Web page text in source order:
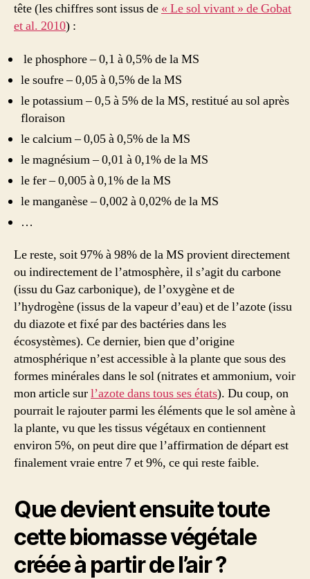
tête (les chiffres sont issus de « Le sol vivant » de Gobat
et al. 2010) :
le phosphore – 0,1 à 0,5% de la MS
le soufre – 0,05 à 0,5% de la MS
le potassium – 0,5 à 5% de la MS, restitué au sol après
floraison
le calcium – 0,05 à 0,5% de la MS
le magnésium – 0,01 à 0,1% de la MS
le fer – 0,005 à 0,1% de la MS
le manganèse – 0,002 à 0,02% de la MS
…
Le reste, soit 97% à 98% de la MS provient directement
ou indirectement de l’atmosphère, il s’agit du carbone
(issu du Gaz carbonique), de l’oxygène et de
l’hydrogène (issus de la vapeur d’eau) et de l’azote (issu
du diazote et fixé par des bactéries dans les
écosystèmes). Ce dernier, bien que d’origine
atmosphérique n’est accessible à la plante que sous des
formes minérales dans le sol (nitrates et ammonium, voir
mon article surl’azote dans tous ses états). Du coup, on
pourrait le rajouter parmi les éléments que le sol amène à
la plante, vu que les tissus végétaux en contiennent
environ 5%, on peut dire que l’affirmation de départ est
finalement vraie entre 7 et 9%, ce qui reste faible.
Que devient ensuite toute
cette biomasse végétale
créée à partir de l’air ?